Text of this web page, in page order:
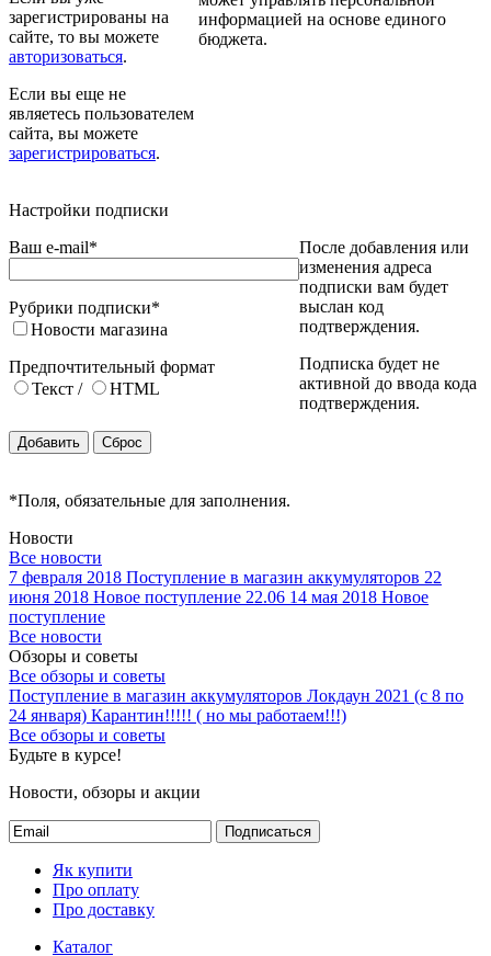
зарегистрированы на
сайте, то вы можете
авторизоваться.
Если вы еще не
являетесь пользователем
сайта, вы можете
зарегистрироваться.
информацией на основе единого
бюджета.
Настройки подписки
Ваш e-mail*
Рубрики подписки*
Новости магазина
Предпочтительный формат
Текст / HTML
После добавления или
изменения адреса
подписки вам будет
выслан код
подтверждения.
Подписка будет не
активной до ввода кода
подтверждения.
*Поля, обязательные для заполнения.
Новости
Все новости
7 февраля 2018 Поступление в магазин аккумуляторов 22
июня 2018 Новое поступление 22.06 14 мая 2018 Новое
поступление
Все новости
Обзоры и советы
Все обзоры и советы
Поступление в магазин аккумуляторов Локдаун 2021 (с 8 по
24 января) Карантин!!!!! ( но мы работаем!!!)
Все обзоры и советы
Будьте в курсе!
Новости, обзоры и акции
Подписаться
Як купити
Про оплату
Про доставку
Каталог